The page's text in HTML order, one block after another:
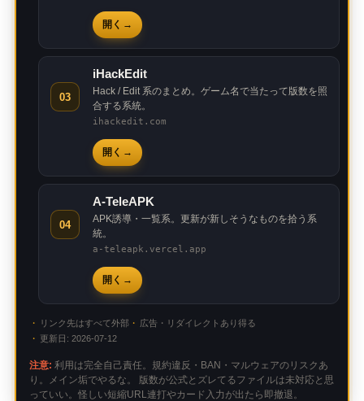
開く
03
iHackEdit
Hack / Edit 系のまとめ。ゲーム名で当たって版数を照
合する系統。
ihackedit.com
開く
04
A-TeleAPK
APK誘導・一覧系。更新が新しそうなものを拾う系
統。
a-teleapk.vercel.app
開く
リンク先はすべて外部
広告・リダイレクトあり得る
更新日: 2026-07-12
注意: 利用は完全自己責任。規約違反・BAN・マルウェアのリスクあ
り。メイン垢でやるな。 版数が公式とズレてるファイルは未対応と思
っていい。怪しい短縮URL連打やカード入力が出たら即撤退。